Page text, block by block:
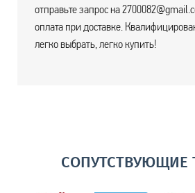
отправьте запрос на
оплата при доставке.
легко выбрать, легко купить!
СОПУТСТВУЮЩИЕ